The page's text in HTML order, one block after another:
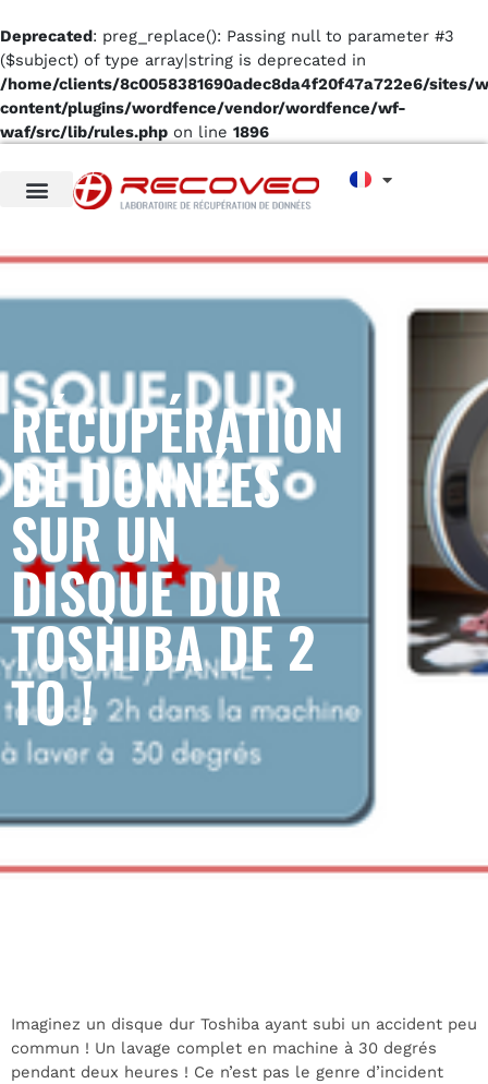
Deprecated: preg_replace(): Passing null to parameter #3
($subject) of type array|string is deprecated in
/home/clients/8c0058381690adec8da4f20f47a722e6/sites/
content/plugins/wordfence/vendor/wordfence/wf-
waf/src/lib/rules.php on line 1896
RÉCUPÉRATION
DE DONNÉES
SUR UN
DISQUE DUR
TOSHIBA DE 2
TO !
Imaginez un disque dur Toshiba ayant subi un accident peu
commun ! Un lavage complet en machine à 30 degrés
pendant deux heures ! Ce n’est pas le genre d’incident